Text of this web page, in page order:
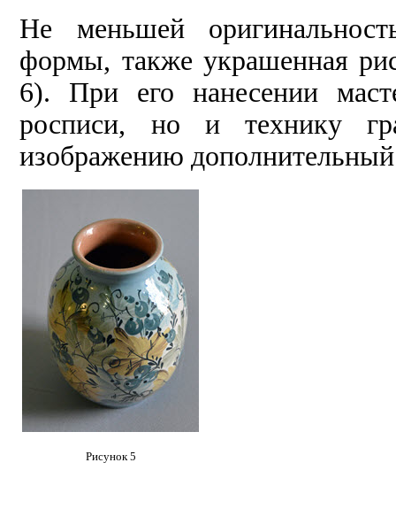
Не меньшей
формы, также украшенная
6). При его нанесении
росписи, но и технику
изображению
Рисунок 5